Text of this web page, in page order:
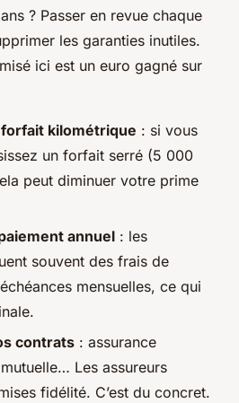
? Passer en revue chaque
les garanties inutiles.
ici est un euro gagné sur
kilométrique : si vous
un forfait serré (5 000
peut diminuer votre prime
annuel : les
souvent des frais de
mensuelles, ce qui
contrats : assurance
Les assureurs
fidélité. C’est du concret.